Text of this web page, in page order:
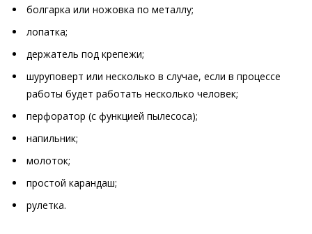
болгарка или ножовка по металлу;
лопатка;
держатель под крепежи;
шуруповерт или несколько в случае, если в процессе
работы будет работать несколько человек;
перфоратор (с функцией пылесоса);
напильник;
молоток;
простой карандаш;
рулетка.